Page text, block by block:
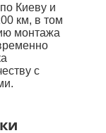
Киеву и
км, в том
монтажа
с